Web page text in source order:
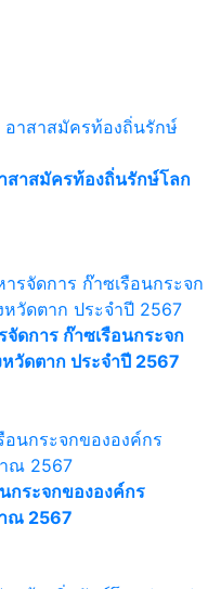
สาสมัครท้องถิ่นรักษ์โลก
ดการ ก๊าซเรือนกระจก
วัดตาก ประจำปี 2567
กระจกขององค์กร
ณ 2567